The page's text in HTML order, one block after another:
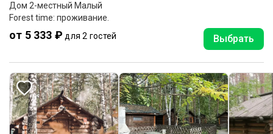
Дом 2-местный Малый
Forest time: проживание.
от 5 333 ₽ для 2 гостей Выбрать